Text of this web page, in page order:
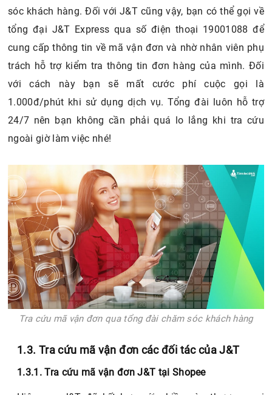
sóc khách hàng. Đối với J&T cũng vậy, bạn có thể gọi về
tổng đại J&T Express qua số điện thoại 19001088 để
cung cấp thông tin về mã vận đơn và nhờ nhân viên phụ
trách hỗ trợ kiểm tra thông tin đơn hàng của mình. Đối
với cách này bạn sẽ mất cước phí cuộc gọi là
1.000đ/phút khi sử dụng dịch vụ. Tổng đài luôn hỗ trợ
24/7 nên bạn không cần phải quá lo lắng khi tra cứu
ngoài giờ làm việc nhé!
Tra cứu mã vận đơn qua tổng đài chăm sóc khách hàng
1.3. Tra cứu mã vận đơn các đối tác của J&T
1.3.1. Tra cứu mã vận đơn J&T tại Shopee